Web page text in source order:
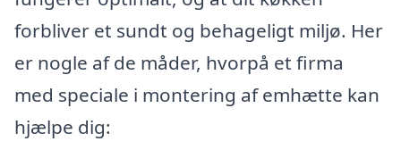
forbliver et sundt og behageligt miljø. Her
er nogle af de måder, hvorpå et firma
med speciale i montering af emhætte kan
hjælpe dig: